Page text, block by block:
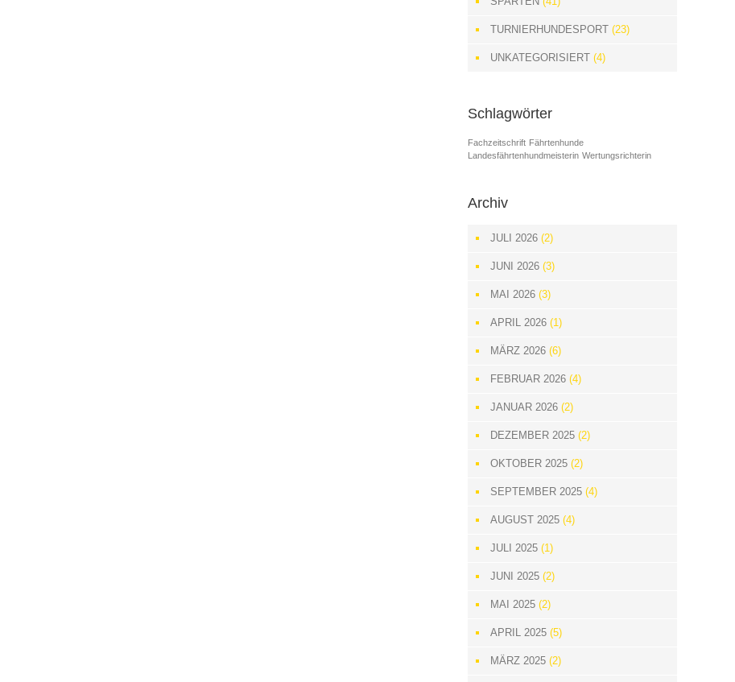
TURNIERHUNDESPORT(23)
UNKATEGORISIERT(4)
Schlagwörter
Fachzeitschrift Fährtenhunde
Landesfährtenhundmeisterin Wertungsrichterin
Archiv
JULI 2026(2)
JUNI 2026(3)
MAI 2026(3)
APRIL 2026(1)
MÄRZ 2026(6)
FEBRUAR 2026(4)
JANUAR 2026(2)
DEZEMBER 2025(2)
OKTOBER 2025(2)
SEPTEMBER 2025(4)
AUGUST 2025(4)
JULI 2025(1)
JUNI 2025(2)
MAI 2025(2)
APRIL 2025(5)
MÄRZ 2025(2)